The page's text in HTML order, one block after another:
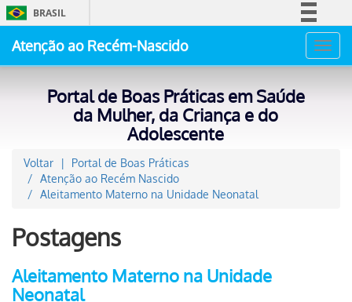
BRASIL
Acesso à informação
Atenção ao Recém-Nascido
Portal de Boas Práticas em Saúde
da Mulher, da Criança e do
Adolescente
Voltar
Portal de Boas Práticas
Atenção ao Recém Nascido
Aleitamento Materno na Unidade Neonatal
Postagens
Aleitamento Materno na Unidade
Neonatal